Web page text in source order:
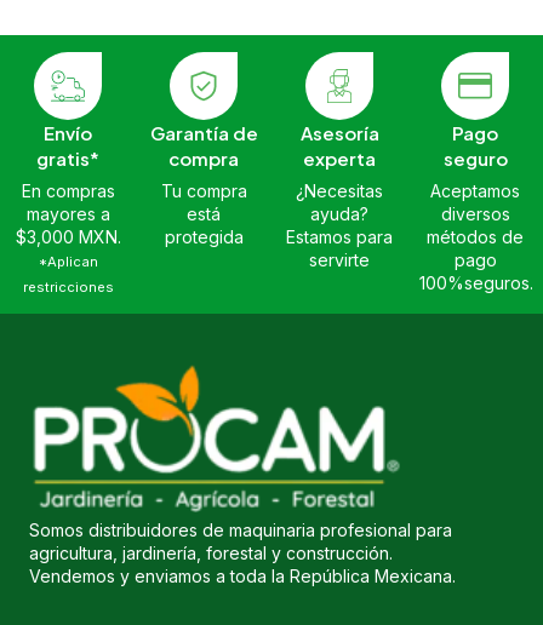
Envío
gratis*
En compras
mayores a
$3,000 MXN.
*Aplican
restricciones
Garantía de
compra
Tu compra
está
protegida
Asesoría
experta
¿Necesitas
ayuda?
Estamos para
servirte
Pago
seguro
Aceptamos
diversos
métodos de
pago
100%seguros.
Somos distribuidores de maquinaria profesional para
agricultura, jardinería, forestal y construcción.
Vendemos y enviamos a toda la República Mexicana.